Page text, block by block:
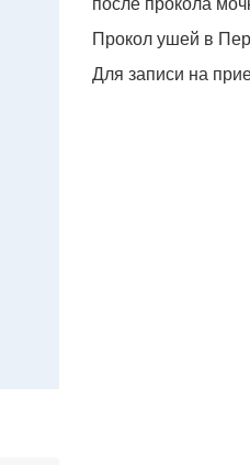
после прокола
Прокол ушей в
Для записи на